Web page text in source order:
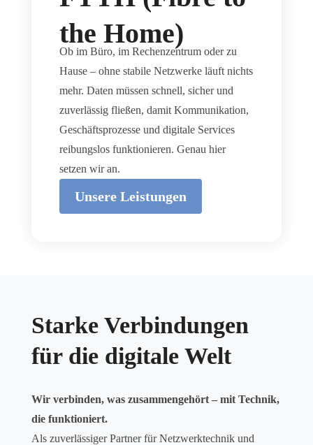
the Home)
Ob im Büro, im Rechenzentrum oder zu
Hause – ohne stabile Netzwerke läuft nichts
mehr. Daten müssen schnell, sicher und
zuverlässig fließen, damit Kommunikation,
Geschäftsprozesse und digitale Services
reibungslos funktionieren. Genau hier
setzen wir an.
Unsere Leistungen
Starke Verbindungen
für die digitale Welt
Wir verbinden, was zusammengehört – mit Technik,
die funktioniert.
Als zuverlässiger Partner für Netzwerktechnik und